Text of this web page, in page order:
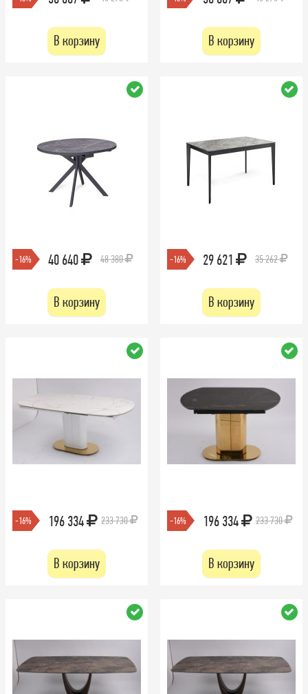
В корзину В корзину
-16% 40 640 48 380
В корзину
-16% 29 621 35 262
В корзину
-16% 196 334 233 730
В корзину
-16% 196 334 233 730
В корзину